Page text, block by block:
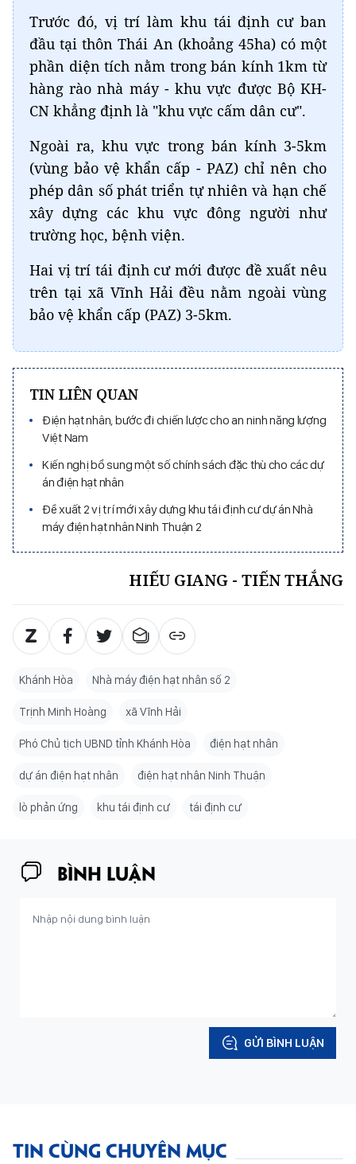
Trước đó, vị trí làm khu tái định cư ban
đầu tại thôn Thái An (khoảng 45ha) có một
phần diện tích nằm trong bán kính 1km từ
hàng rào nhà máy - khu vực được Bộ KH-
CN khẳng định là "khu vực cấm dân cư".
Ngoài ra, khu vực trong bán kính 3-5km
(vùng bảo vệ khẩn cấp - PAZ) chỉ nên cho
phép dân số phát triển tự nhiên và hạn chế
xây dựng các khu vực đông người như
trường học, bệnh viện.
Hai vị trí tái định cư mới được đề xuất nêu
trên tại xã Vĩnh Hải đều nằm ngoài vùng
bảo vệ khẩn cấp (PAZ) 3-5km.
TIN LIÊN QUAN
Điện hạt nhân, bước đi chiến lược cho an ninh năng lượng
Việt Nam
Kiến nghị bổ sung một số chính sách đặc thù cho các dự
án điện hạt nhân
Đề xuất 2 vị trí mới xây dựng khu tái định cư dự án Nhà
máy điện hạt nhân Ninh Thuận 2
HIẾU GIANG - TIẾN THẮNG
Khánh Hòa Nhà máy điện hạt nhân số 2
Trịnh Minh Hoàng xã Vĩnh Hải
Phó Chủ tịch UBND tỉnh Khánh Hòa điện hạt nhân
dự án điện hạt nhân điện hạt nhân Ninh Thuận
lò phản ứng khu tái định cư tái định cư
BÌNH LUẬN
GỬI BÌNH LUẬN
TIN CÙNG CHUYÊN MỤC